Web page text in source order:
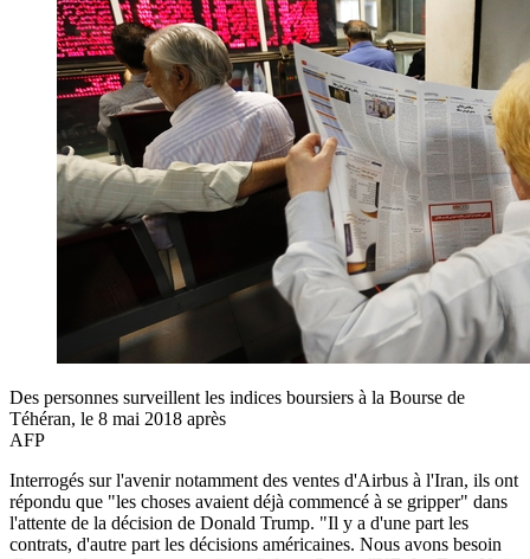
Des personnes surveillent les indices boursiers à la Bourse de
Téhéran, le 8 mai 2018 après
AFP
Interrogés sur l'avenir notamment des ventes d'Airbus à l'Iran, ils ont
répondu que "les choses avaient déjà commencé à se gripper" dans
l'attente de la décision de Donald Trump. "Il y a d'une part les
contrats, d'autre part les décisions américaines. Nous avons besoin